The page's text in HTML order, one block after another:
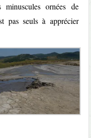
ornées de
pas seuls à apprécier